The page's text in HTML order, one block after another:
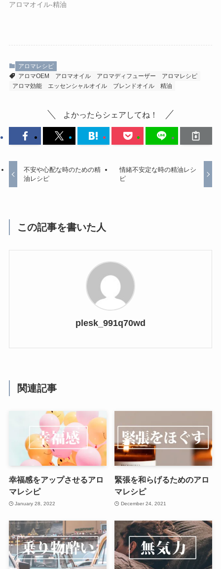
アロマオイル-精油
アロマレシピ
アロマOEM
アロマオイル アロマディフューザー
アロマレシピ
アロマ効能
エッセンシャルオイル ブレンドオイル 精油
よかったらシェアしてね！
不安や心配な時のための精
油レシピ
情緒不安定な時の精油レシ
ピ
この記事を書いた人
plesk_991q70wd
関連記事
幸福感をアップさせるアロ
マレシピ
January 28, 2022
緊張を和らげるためのアロ
マレシピ
December 24, 2021